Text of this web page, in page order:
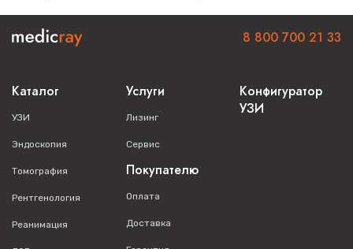
Каталог
УЗИ
Эндоскопия
Томография
Рентгенология
Реанимация
Услуги
Лизинг
Сервис
Покупателю
Оплата
Доставка
Конфигуратор
УЗИ
8 800 700 21 33